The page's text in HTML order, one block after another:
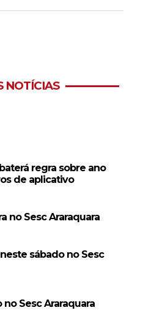
NOTÍCIAS
regra sobre ano
de aplicativo
no Sesc Araraquara
sábado no Sesc
Sesc Araraquara